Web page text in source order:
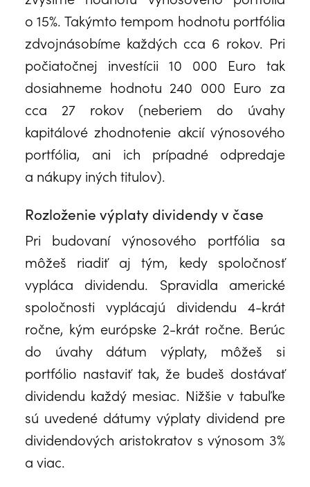
o 15%. Takýmto tempom hodnotu portfólia
zdvojnásobíme každých cca 6 rokov. Pri
počiatočnej investícii 10 000 Euro tak
dosiahneme hodnotu 240 000 Euro za
cca 27 rokov (neberiem do úvahy
kapitálové zhodnotenie akcií výnosového
portfólia, ani ich prípadné odpredaje
a nákupy iných titulov).
Rozloženie výplaty dividendy v čase
Pri budovaní výnosového portfólia sa
môžeš riadiť aj tým, kedy spoločnosť
vypláca dividendu. Spravidla americké
spoločnosti vyplácajú dividendu 4-krát
ročne, kým európske 2-krát ročne. Berúc
do úvahy dátum výplaty, môžeš si
portfólio nastaviť tak, že budeš dostávať
dividendu každý mesiac. Nižšie v tabuľke
sú uvedené dátumy výplaty dividend pre
dividendových aristokratov s výnosom 3%
a viac.